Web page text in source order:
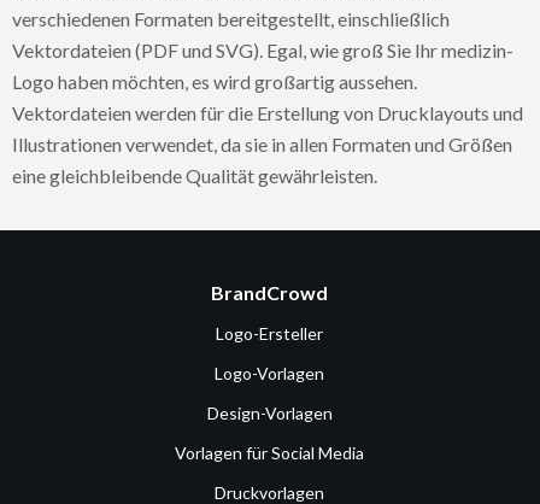
verschiedenen Formaten bereitgestellt, einschließlich
Vektordateien (PDF und SVG). Egal, wie groß Sie Ihr medizin-
Logo haben möchten, es wird großartig aussehen.
Vektordateien werden für die Erstellung von Drucklayouts und
Illustrationen verwendet, da sie in allen Formaten und Größen
eine gleichbleibende Qualität gewährleisten.
BrandCrowd
Logo-Ersteller
Logo-Vorlagen
Design-Vorlagen
Vorlagen für Social Media
Druckvorlagen